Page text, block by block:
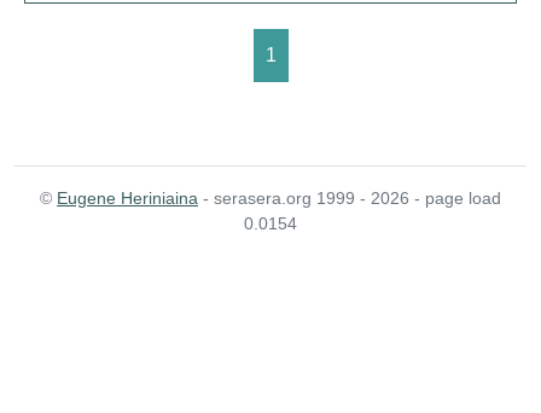
1
© Eugene Heriniaina - serasera.org 1999 - 2026 - page load
0.0154